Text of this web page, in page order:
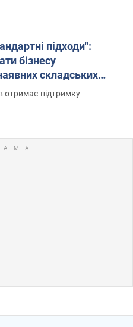
підходи":
бізнесу
складських
отримає підтримку